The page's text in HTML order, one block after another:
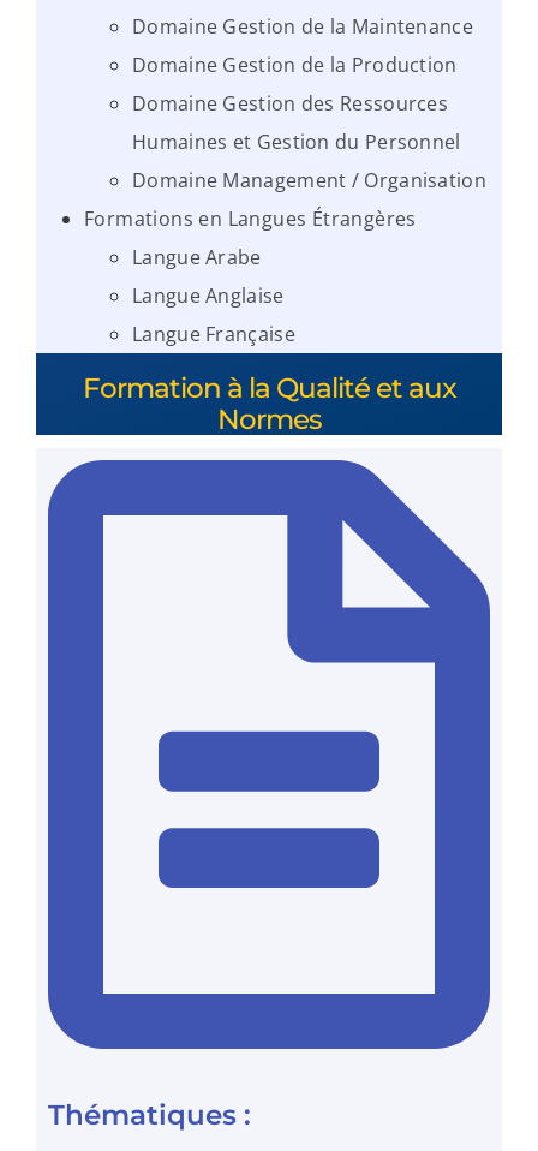
Domaine Gestion de la Maintenance
Domaine Gestion de la Production
Domaine Gestion des Ressources
Humaines et Gestion du Personnel
Domaine Management / Organisation
Formations en Langues Étrangères
Langue Arabe
Langue Anglaise
Langue Française
Formation à la Qualité et aux
Normes
Thématiques :